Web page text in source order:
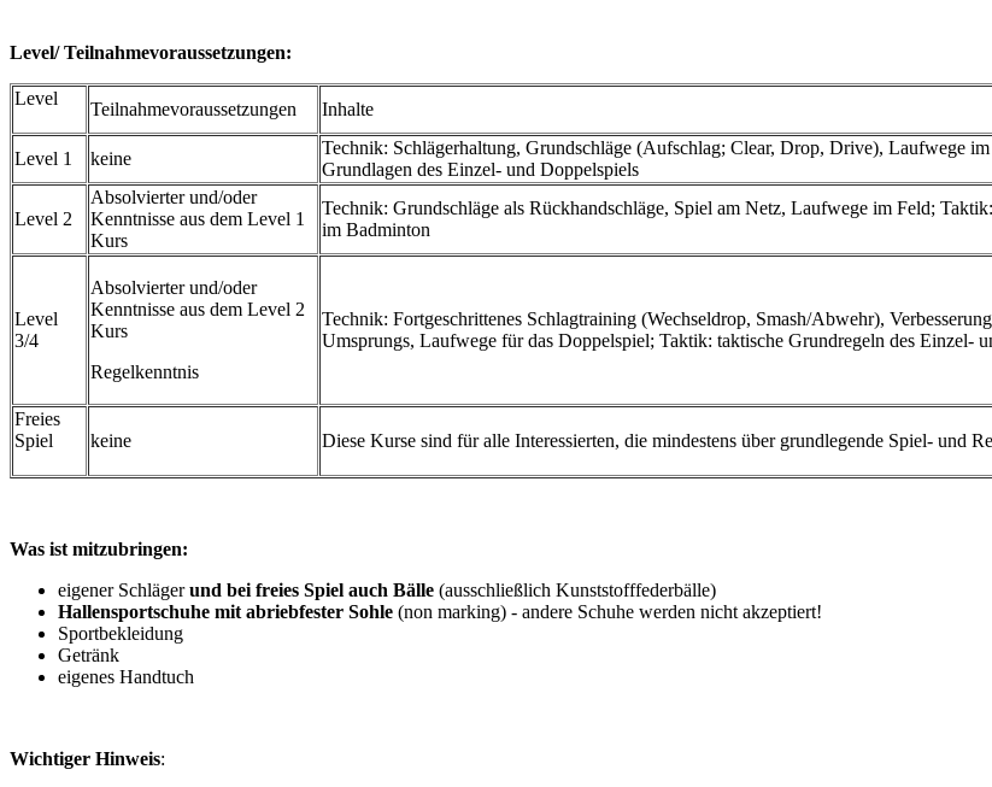
Level/ Teilnahmevoraussetzungen:
Level
Teilnahmevoraussetzungen Inhalte
Level 1 keine
Technik: Schlägerhaltung, Grundschläge (Aufschlag; Clear, Drop, Drive), Laufwege
Grundlagen des Einzel- und Doppelspiels
Level 2
Absolvierter und/oder
Kenntnisse aus dem Level 1
Kurs
Technik: Grundschläge als Rückhandschläge, Spiel am Netz, Laufwege im Feld;
im Badminton
Level
3/4
Absolvierter und/oder
Kenntnisse aus dem Level 2
Kurs
Regelkenntnis
Technik: Fortgeschrittenes Schlagtraining (Wechseldrop, Smash/Abwehr),
Umsprungs, Laufwege für das Doppelspiel; Taktik: taktische Grundregeln des Einzel-
Freies
Spiel
keine Diese Kurse sind für alle Interessierten, die mindestens über grundlegende Spiel- und
Was ist mitzubringen:
eigener Schlägerund bei freies Spiel auch Bälle (ausschließlich Kunststofffederbälle)
Hallensportschuhe mit abriebfester Sohle (non marking) - andere Schuhe werden nicht akzeptiert!
Sportbekleidung
Getränk
eigenes Handtuch
Wichtiger Hinweis: